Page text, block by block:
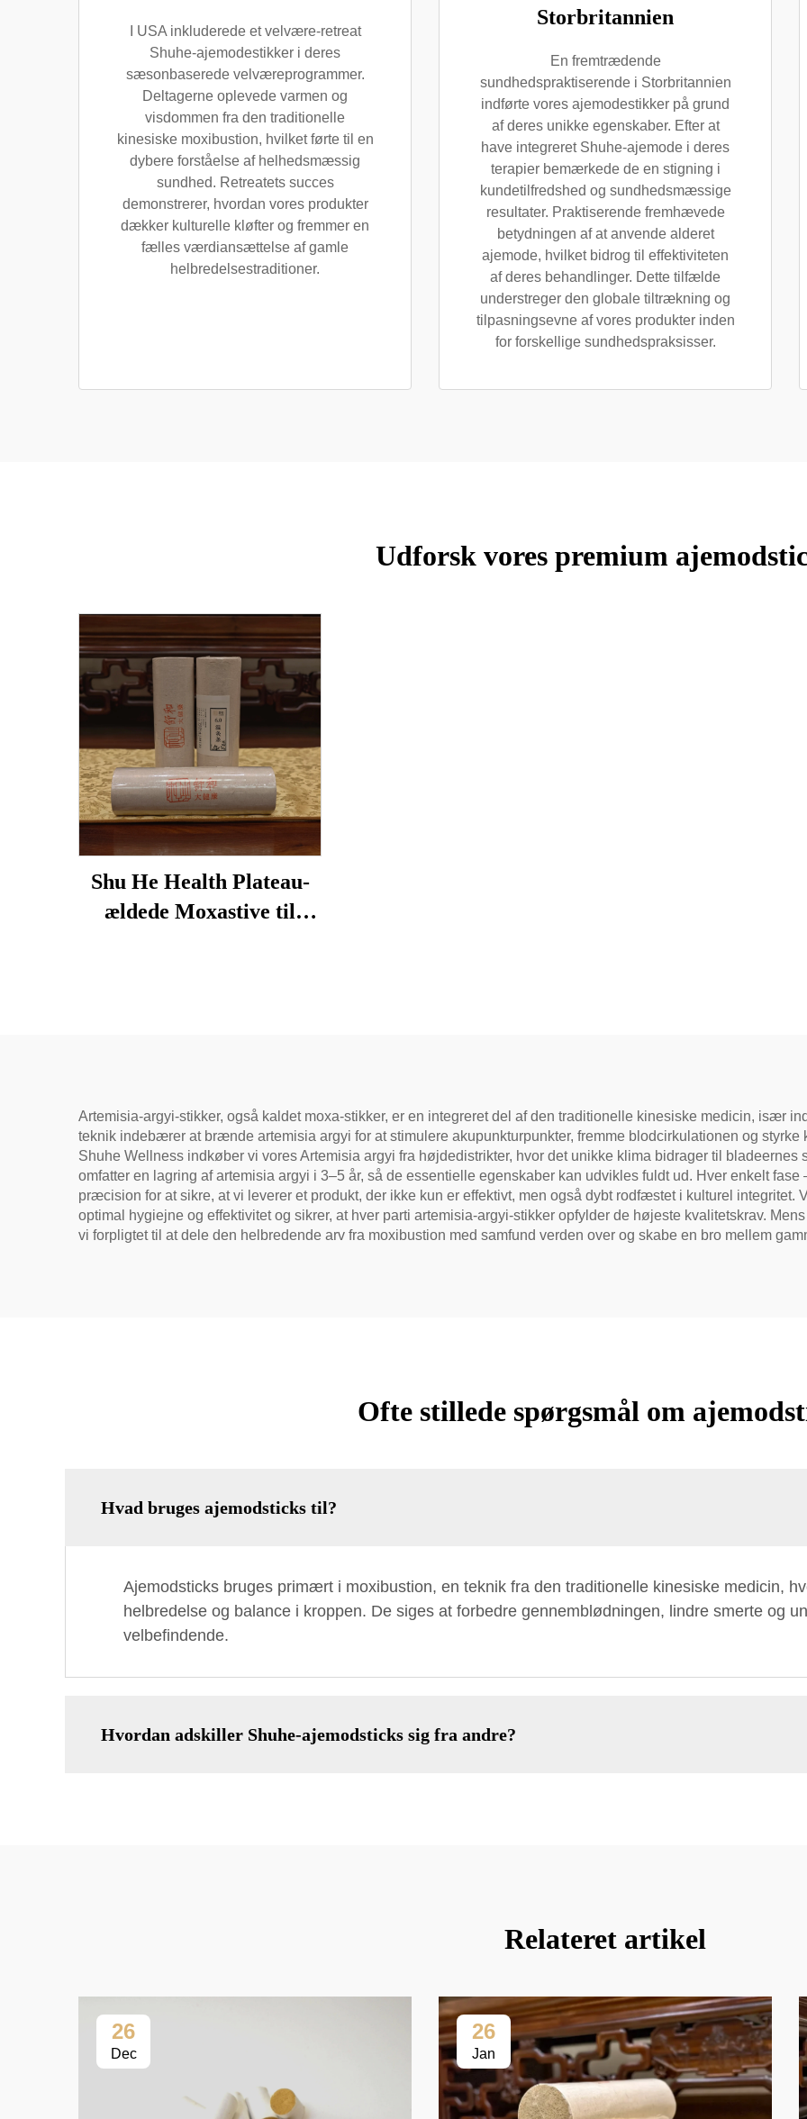
I USA inkluderede et velvære-retreat
Shuhe-ajemodestikker i deres
sæsonbaserede velværeprogrammer.
Deltagerne oplevede varmen og
visdommen fra den traditionelle
kinesiske moxibustion, hvilket førte til en
dybere forståelse af helhedsmæssig
sundhed. Retreatets succes
demonstrerer, hvordan vores produkter
dækker kulturelle kløfter og fremmer en
fælles værdiansættelse af gamle
helbredelsestraditioner.
Storbritannien
En fremtrædende
sundhedspraktiserende i Storbritannien
indførte vores ajemodestikker på grund
af deres unikke egenskaber. Efter at
have integreret Shuhe-ajemode i deres
terapier bemærkede de en stigning i
kundetilfredshed og sundhedsmæssige
resultater. Praktiserende fremhævede
betydningen af at anvende alderet
ajemode, hvilket bidrog til effektiviteten
af deres behandlinger. Dette tilfælde
understreger den globale tiltrækning og
tilpasningsevne af vores produkter inden
for forskellige sundhedspraksisser.
Udforsk vores premium
Shu He Health Plateau-
ældede Moxastive til
Artemisia-argyi-stikker, også kaldet moxa-stikker, er en integreret del af den traditionelle kinesiske medicin, især
teknik indebærer at brænde artemisia argyi for at stimulere akupunkturpunkter, fremme blodcirkulationen og
Shuhe Wellness indkøber vi vores Artemisia argyi fra højdedistrikter, hvor det unikke klima bidrager til bladeernes
omfatter en lagring af artemisia argyi i 3–5 år, så de essentielle egenskaber kan udvikles fuldt ud. Hver enkelt
præcision for at sikre, at vi leverer et produkt, der ikke kun er effektivt, men også dybt rodfæstet i kulturel
optimal hygiejne og effektivitet og sikrer, at hver parti artemisia-argyi-stikker opfylder de højeste kvalitetskrav.
vi forpligtet til at dele den helbredende arv fra moxibustion med samfund verden over og skabe en bro mellem
Ofte stillede spørgsmål om
Hvad bruges ajemodsticks til?
Ajemodsticks bruges primært i moxibustion, en teknik fra den traditionelle kinesiske medicin,
helbredelse og balance i kroppen. De siges at forbedre gennemblødningen, lindre smerte og
velbefindende.
Hvordan adskiller Shuhe-ajemodsticks sig fra andre?
Relateret artikel
26
Dec
26
Jan